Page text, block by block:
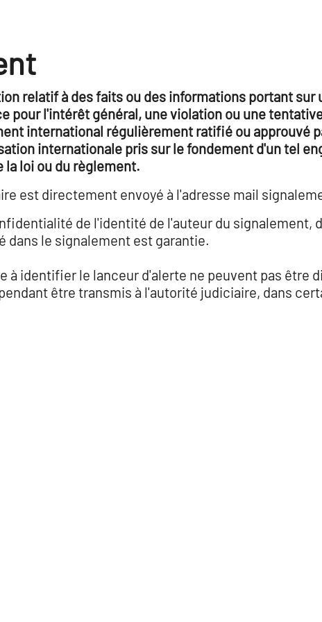
relatif à des faits ou des informations portant sur
pour l'intérêt général, une violation ou une
international régulièrement ratifié ou approuvé
internationale pris sur le fondement d'un tel
la loi ou du règlement.
est directement envoyé à l'adresse mail
de l'identité de l'auteur du signalement,
dans le signalement est garantie.
à identifier le lanceur d'alerte ne peuvent pas être
être transmis à l'autorité judiciaire, dans